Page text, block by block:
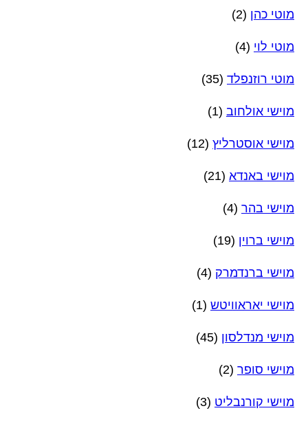
מוטי כהן (2)
מוטי לוי (4)
מוטי רוזנפלד (35)
מוישי אולחוב (1)
מוישי אוסטרליץ (12)
מוישי באנדא (21)
מוישי בהר (4)
מוישי ברוין (19)
מוישי ברנדמרק (4)
מוישי יאראוויטש (1)
מוישי מנדלסון (45)
מוישי סופר (2)
מוישי קורנבליט (3)